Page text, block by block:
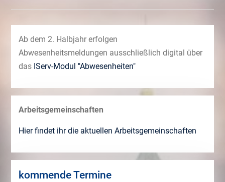
Ab dem 2. Halbjahr erfolgen
Abwesenheitsmeldungen ausschließlich digital über
das IServ-Modul "Abwesenheiten"
Arbeitsgemeinschaften
Hier findet ihr die aktuellen Arbeitsgemeinschaften
kommende Termine